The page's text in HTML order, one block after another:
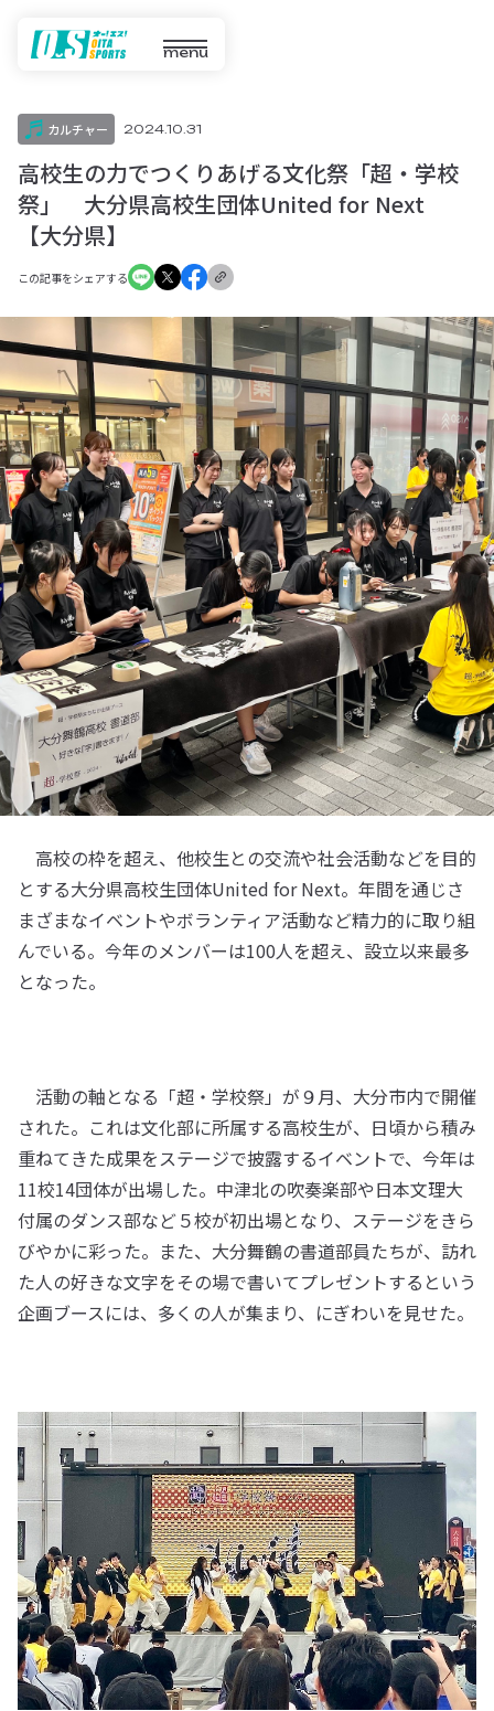
menu
カルチャー 2024.10.31
高校生の力でつくりあげる文化祭「超・学校
祭」 大分県高校生団体United for Next
【大分県】
この記事をシェアする
高校の枠を超え、他校生との交流や社会活動などを目的
とする大分県高校生団体United for Next。年間を通じさ
まざまなイベントやボランティア活動など精力的に取り組
んでいる。今年のメンバーは100人を超え、設立以来最多
となった。
活動の軸となる「超・学校祭」が９月、大分市内で開催
された。これは文化部に所属する高校生が、日頃から積み
重ねてきた成果をステージで披露するイベントで、今年は
11校14団体が出場した。中津北の吹奏楽部や日本文理大
付属のダンス部など５校が初出場となり、ステージをきら
びやかに彩った。また、大分舞鶴の書道部員たちが、訪れ
た人の好きな文字をその場で書いてプレゼントするという
企画ブースには、多くの人が集まり、にぎわいを見せた。